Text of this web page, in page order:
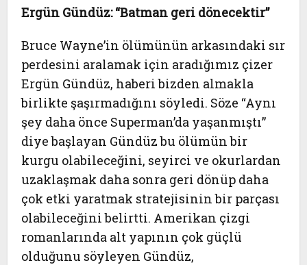
Ergün Gündüz: “Batman geri dönecektir”
Bruce Wayne’in ölümünün arkasındaki sır
perdesini aralamak için aradığımız çizer
Ergün Gündüz, haberi bizden almakla
birlikte şaşırmadığını söyledi. Söze “Aynı
şey daha önce Superman’da yaşanmıştı”
diye başlayan Gündüz bu ölümün bir
kurgu olabileceğini, seyirci ve okurlardan
uzaklaşmak daha sonra geri dönüp daha
çok etki yaratmak stratejisinin bir parçası
olabileceğini belirtti. Amerikan çizgi
romanlarında alt yapının çok güçlü
olduğunu söyleyen Gündüz,